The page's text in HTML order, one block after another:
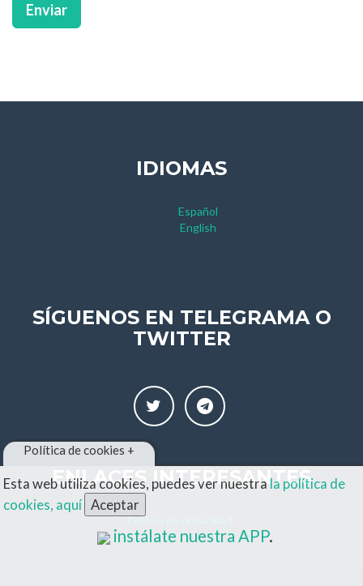
Enviar
IDIOMAS
Español
English
SÍGUENOS EN TELEGRAMA O
TWITTER
ENLACES INTERESANTES
Política de privacidad
Esta web utiliza cookies, puedes ver nuestra la política de
cookies, aquí Aceptar
Política de cookies +
instálate nuestra APP.